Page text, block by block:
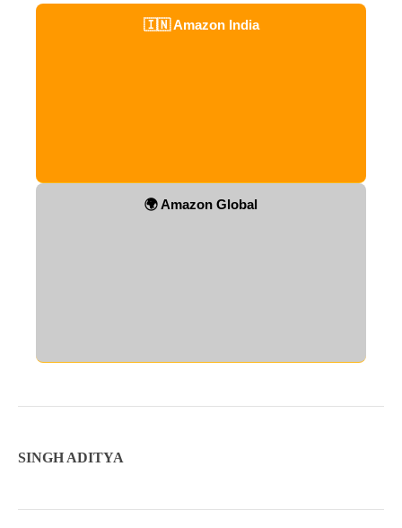
🇮🇳 Amazon India
🌍 Amazon Global
SINGH ADITYA